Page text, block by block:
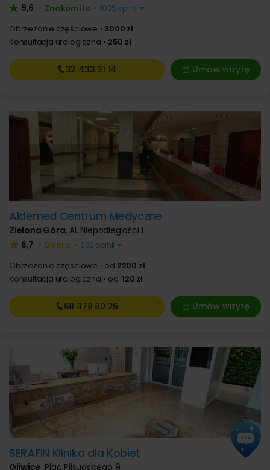
9,6 • Znakomita • 1035 opinii
Obrzezanie częściowe
3000 zł
Konsultacja urologiczna
250 zł
Umów wizytę
32 433 31 14
Aldemed Centrum Medyczne
Zielona Góra, Al. Niepodległości 1
6,7 • Dobra • 682 opinii
Obrzezanie częściowe od 2200 zł
Konsultacja urologiczna
od 120 zł
Umów wizytę
68 378 80 26
SERAFIN Klinika dla Kobiet
Gliwice, Plac Piłsudskiego 9